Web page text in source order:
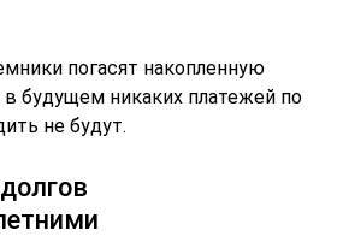
погасят накопленную
в будущем никаких платежей по
не будут.